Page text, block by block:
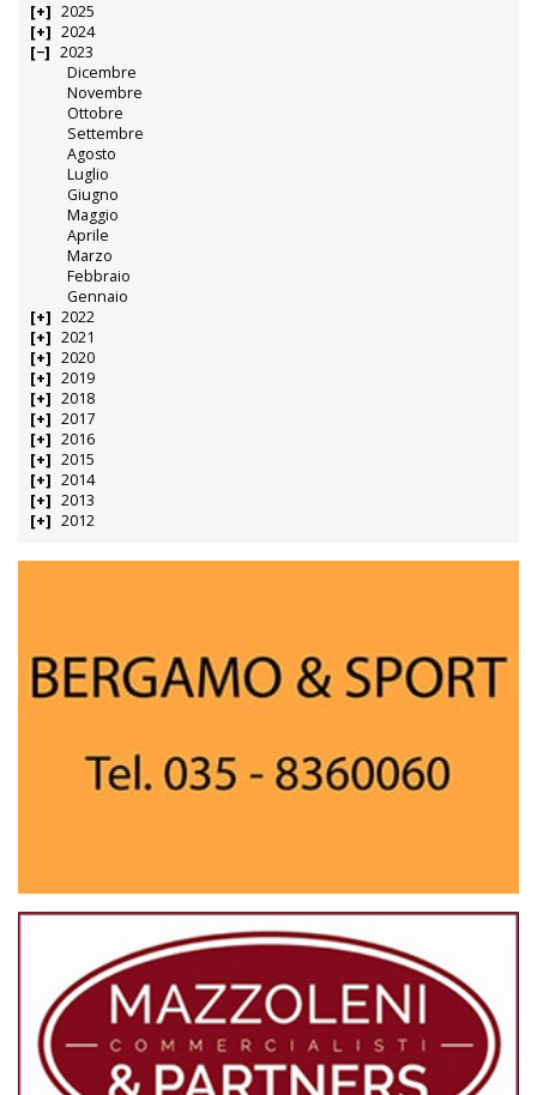
2025
2024
2023
Dicembre
Novembre
Ottobre
Settembre
Agosto
Luglio
Giugno
Maggio
Aprile
Marzo
Febbraio
Gennaio
2022
2021
2020
2019
2018
2017
2016
2015
2014
2013
2012